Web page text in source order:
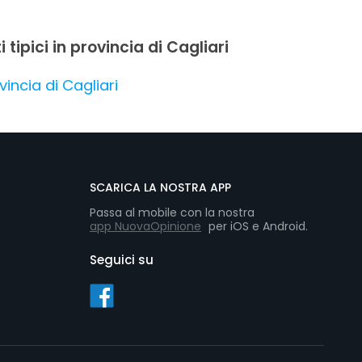
tipici in provincia di Cagliari
di Cagliari
SCARICA LA NOSTRA APP
Passa al mobile con la nostra
app NuovaOpinione per iOS e Android.
Seguici su